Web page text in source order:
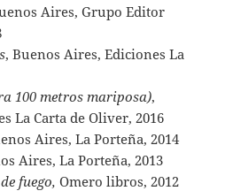
Aires, Grupo Editor
, Buenos Aires, Ediciones La
100 metros mariposa),
La Carta de Oliver, 2016
Aires, La Porteña, 2014
Aires, La Porteña, 2013
fuego, Omero libros, 2012